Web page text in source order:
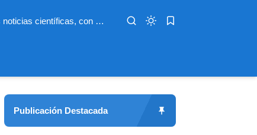
Infoterio es un medio digital dedicado a las noticias científicas, con artículos extensos y bien documentados sobre salud, medioambiente, tecnología, espacio, psicología, evolución y más. Nuestro objetivo es hacer accesible el conocimiento científico a lectores de habla hispana en todo el mundo, con información actualizada, fuentes confiables y explicaciones claras que conectan la ciencia con la vida cotidiana.
Publicación Destacada